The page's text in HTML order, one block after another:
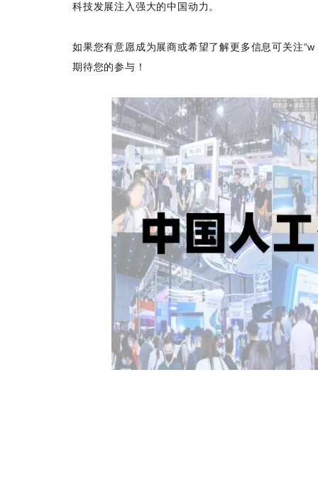
科技发展注入强大的中国动力。
如果您有意愿成为展商或希望了解更多信息可关注
期待您的参与！